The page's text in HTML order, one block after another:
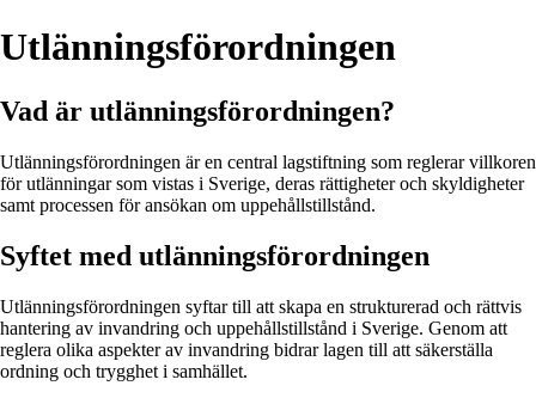
Utlänningsförordningen
Vad är utlänningsförordningen?
Utlänningsförordningen är en central lagstiftning som reglerar villkoren
för utlänningar som vistas i Sverige, deras rättigheter och skyldigheter
samt processen för ansökan om uppehållstillstånd.
Syftet med utlänningsförordningen
Utlänningsförordningen syftar till att skapa en strukturerad och rättvis
hantering av invandring och uppehållstillstånd i Sverige. Genom att
reglera olika aspekter av invandring bidrar lagen till att säkerställa
ordning och trygghet i samhället.